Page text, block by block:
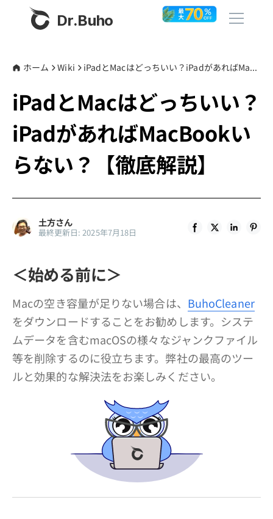
Dr.Buho
製品
BuhoCleaner
BuhoRepair
BuhoLaunchpad
ストア
その他
サポート
利用規約
返金について
ホーム Wiki iPadとMacはどっちいい？iPadがあればMacBookいらない？【徹底解説】
iPadとMacはどっちいい？
iPadがあればMacBookい
らない？【徹底解説】
土方さん
最終更新日: 2025年7月18日
＜始める前に＞
Macの空き容量が足りない場合は、 BuhoCleaner
をダウンロードすることをお勧めします。システ
ムデータを含むmacOSの様々なジャンクファイル
等を削除するのに役立ちます。弊社の最高のツー
ルと効果的な解決法をお楽しみください。